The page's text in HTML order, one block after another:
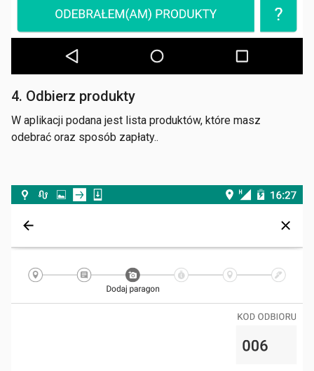
4. Odbierz produkty
W aplikacji podana jest lista produktów, które masz
odebrać oraz sposób zapłaty..